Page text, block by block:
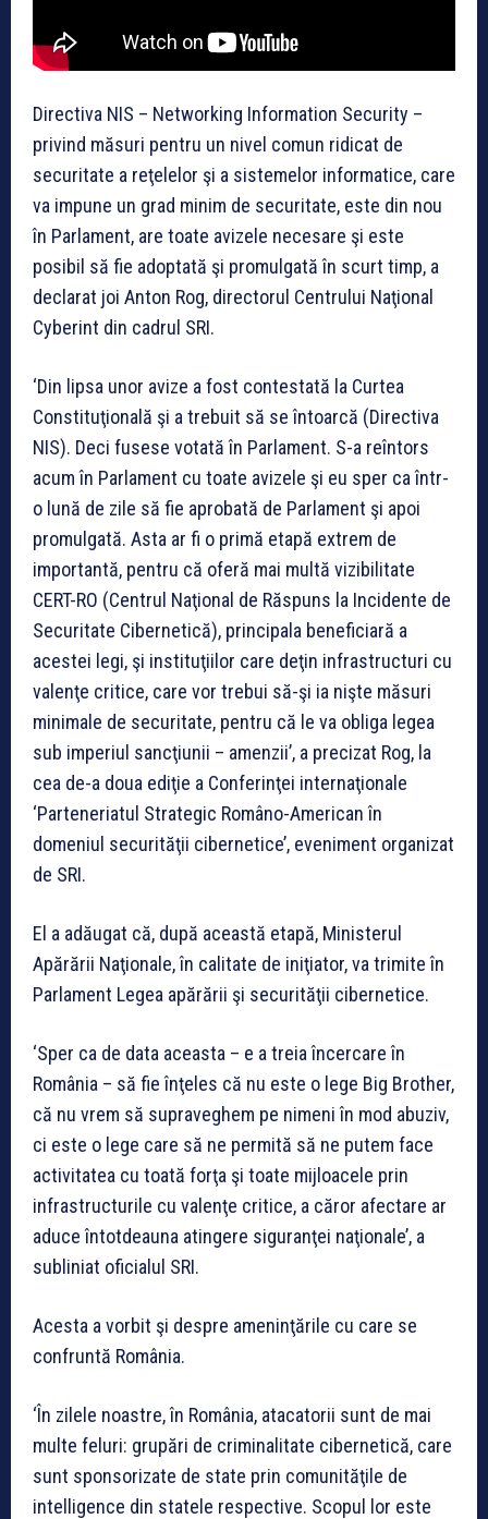
Directiva NIS – Networking Information Security –
privind măsuri pentru un nivel comun ridicat de
securitate a reţelelor şi a sistemelor informatice, care
va impune un grad minim de securitate, este din nou
în Parlament, are toate avizele necesare şi este
posibil să fie adoptată şi promulgată în scurt timp, a
declarat joi Anton Rog, directorul Centrului Naţional
Cyberint din cadrul SRI.
‘Din lipsa unor avize a fost contestată la Curtea
Constituţională şi a trebuit să se întoarcă (Directiva
NIS). Deci fusese votată în Parlament. S-a reîntors
acum în Parlament cu toate avizele şi eu sper ca într-
o lună de zile să fie aprobată de Parlament şi apoi
promulgată. Asta ar fi o primă etapă extrem de
importantă, pentru că oferă mai multă vizibilitate
CERT-RO (Centrul Naţional de Răspuns la Incidente de
Securitate Cibernetică), principala beneficiară a
acestei legi, şi instituţiilor care deţin infrastructuri cu
valenţe critice, care vor trebui să-şi ia nişte măsuri
minimale de securitate, pentru că le va obliga legea
sub imperiul sancţiunii – amenzii’, a precizat Rog, la
cea de-a doua ediţie a Conferinţei internaţionale
‘Parteneriatul Strategic Româno-American în
domeniul securităţii cibernetice’, eveniment organizat
de SRI.
El a adăugat că, după această etapă, Ministerul
Apărării Naţionale, în calitate de iniţiator, va trimite în
Parlament Legea apărării şi securităţii cibernetice.
‘Sper ca de data aceasta – e a treia încercare în
România – să fie înţeles că nu este o lege Big Brother,
că nu vrem să supraveghem pe nimeni în mod abuziv,
ci este o lege care să ne permită să ne putem face
activitatea cu toată forţa şi toate mijloacele prin
infrastructurile cu valenţe critice, a căror afectare ar
aduce întotdeauna atingere siguranţei naţionale’, a
subliniat oficialul SRI.
Acesta a vorbit şi despre ameninţările cu care se
confruntă România.
‘În zilele noastre, în România, atacatorii sunt de mai
multe feluri: grupări de criminalitate cibernetică, care
sunt sponsorizate de state prin comunităţile de
intelligence din statele respective. Scopul lor este